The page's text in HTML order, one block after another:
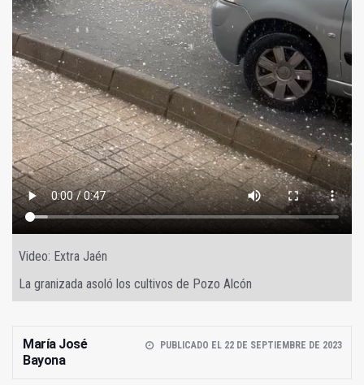
Video: Extra Jaén
La granizada asoló los cultivos de Pozo Alcón
María José
Bayona
PUBLICADO EL 22 DE SEPTIEMBRE DE 2023